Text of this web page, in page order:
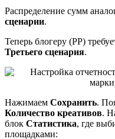
Распределение сумм
сценарии.
Теперь блогеру (РР)
Третьего сценария.
Нажимаем Сохранить.
Количество креативов.
блок Статистика, где
площадками: